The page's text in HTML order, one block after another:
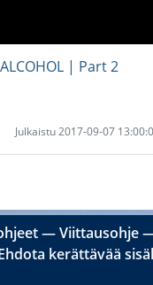
| Part 2
Julkaistu 2017-09-07
―Viittausohje
kerättävää